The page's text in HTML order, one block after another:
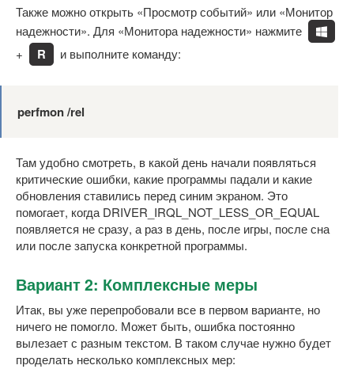
Также можно открыть «Просмотр событий» или «Монитор
надежности». Для «Монитора надежности» нажмите
+
R и выполните команду:
perfmon /rel
Там удобно смотреть, в какой день начали появляться
критические ошибки, какие программы падали и какие
обновления ставились перед синим экраном. Это
помогает, когда DRIVER_IRQL_NOT_LESS_OR_EQUAL
появляется не сразу, а раз в день, после игры, после сна
или после запуска конкретной программы.
Вариант 2: Комплексные меры
Итак, вы уже перепробовали все в первом варианте, но
ничего не помогло. Может быть, ошибка постоянно
вылезает с разным текстом. В таком случае нужно будет
проделать несколько комплексных мер: